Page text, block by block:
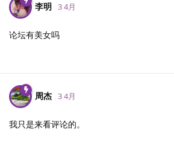
李明 3 4月
论坛有美女吗
周杰 3 4月
我只是来看评论的。